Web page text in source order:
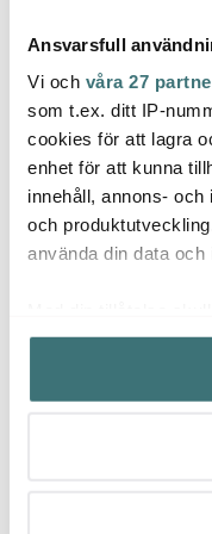
Ansvarsfull
Vi och våra 27
som t.ex. ditt IP-
cookies för att lagra
enhet för att kunna
innehåll, annons-
och
använda din data
Samla in
kan ha en
Identifiera din
Ta reda på mer om
Du kan ändra eller
Potteryjo
Daria Skål 18 cm
Cotton white
299 kr
Låt dig